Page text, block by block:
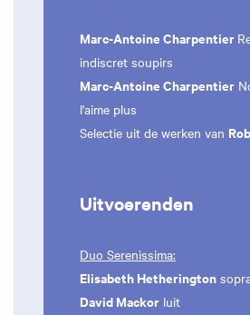
Marc-Antoine Charpentier
indiscret soupirs
Marc-Antoine Charpentier
l'aime plus
Selectie uit de werken van
Uitvoerenden
Duo Serenissima:
Elisabeth Hetherington
David Mackor luit